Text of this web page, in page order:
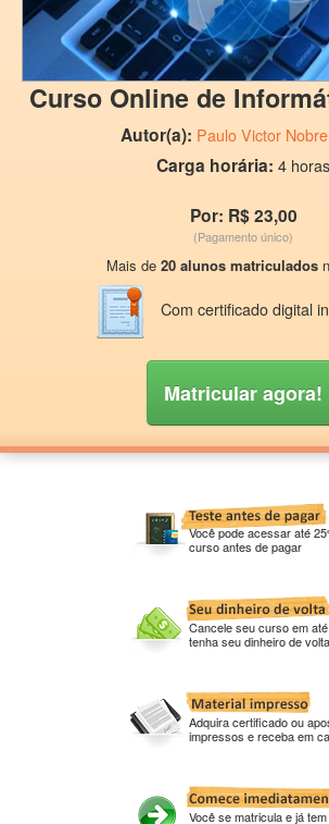
Curso Online de
Autor(a): Paulo Victor
Carga horária: 4 horas
Por: R$ 23,00
(Pagamento único)
Mais de 20 alunos matriculados
Com certificado digital
Matricular agora!
Você pode acessar até
curso antes de pagar
Cancele seu curso em
tenha seu dinheiro de volta
Adquira certificado ou
impressos e receba em
Você se matricula e já